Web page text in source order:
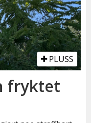
PLUSS
fryktet